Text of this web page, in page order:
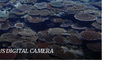
DIGITAL CAMERA